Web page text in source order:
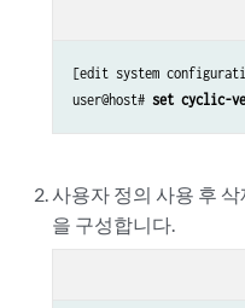
[edit system
user@host#
사용자 정의 사용 후
을 구성합니다.